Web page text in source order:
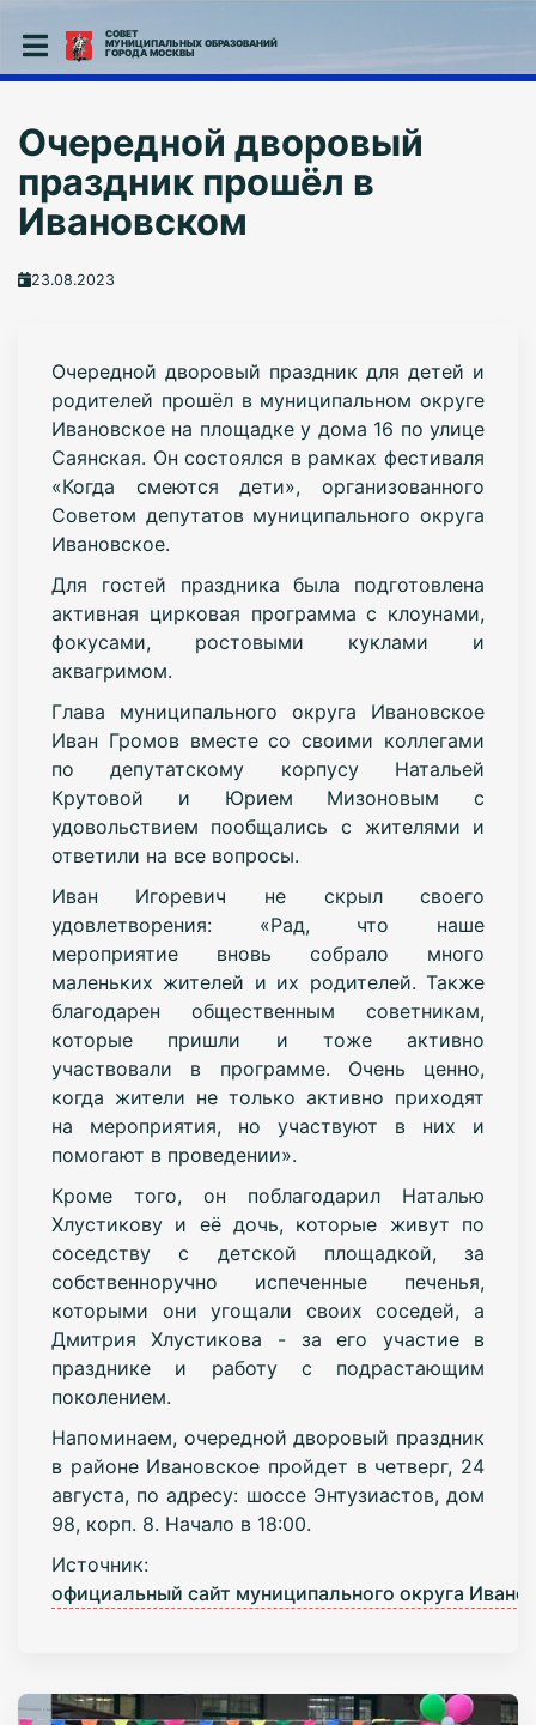
СОВЕТ
МУНИЦИПАЛЬНЫХ ОБРАЗОВАНИЙ
ГОРОДА МОСКВЫ
Очередной дворовый
праздник прошёл в
Ивановском
23.08.2023
Очередной дворовый праздник для детей и
родителей прошёл в муниципальном округе
Ивановское на площадке у дома 16 по улице
Саянская. Он состоялся в рамках фестиваля
«Когда смеются дети», организованного
Советом депутатов муниципального округа
Ивановское.
Для гостей праздника была подготовлена
активная цирковая программа с клоунами,
фокусами, ростовыми куклами и
аквагримом.
Глава муниципального округа Ивановское
Иван Громов вместе со своими коллегами
по депутатскому корпусу Натальей
Крутовой и Юрием Мизоновым с
удовольствием пообщались с жителями и
ответили на все вопросы.
Иван Игоревич не скрыл своего
удовлетворения: «Рад, что наше
мероприятие вновь собрало много
маленьких жителей и их родителей. Также
благодарен общественным советникам,
которые пришли и тоже активно
участвовали в программе. Очень ценно,
когда жители не только активно приходят
на мероприятия, но участвуют в них и
помогают в проведении».
Кроме того, он поблагодарил Наталью
Хлустикову и её дочь, которые живут по
соседству с детской площадкой, за
собственноручно испеченные печенья,
которыми они угощали своих соседей, а
Дмитрия Хлустикова - за его участие в
празднике и работу с подрастающим
поколением.
Напоминаем, очередной дворовый праздник
в районе Ивановское пройдет в четверг, 24
августа, по адресу: шоссе Энтузиастов, дом
98, корп. 8. Начало в 18:00.
Источник:
официальный сайт муниципального округа